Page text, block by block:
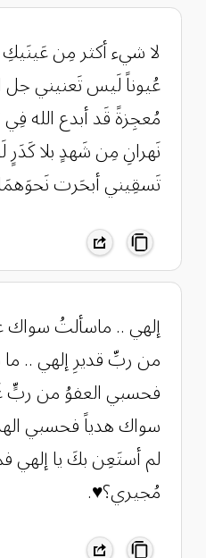
لا شيء أكثر مِن
عُيوناً لَيس تَعنيني
مُعجِزةً قَد أبدع الله
نَهرانِ مِن شَهدٍ بلا كَدَرٍ
تَسقِيني أبحَرت
‏إلهي .. ماسألتُ سواك
من ربِّ قديرِ إلهي ..
فحسبي العفوُ من ربٍّ
سواك هدياً فحسبي
لم أستَعِن بكَ يا
مُجيري؟♥️.